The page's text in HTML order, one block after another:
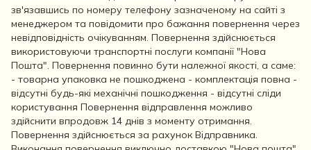
зв'язавшись по номеру телефону зазначеному на сайті з
менеджером та повідомити про бажання повернення через
невідповідність очікуванням. Повернення здійснюється
використовуючи транспортні послуги компанії "Нова
Пошта". Повернення повинно бути належної якості, а саме:
- товарна упаковка не пошкоджена - комплектація повна -
відсутні будь-які механічні пошкодження - відсутні сліди
користування Повернення відправлення можливо
здійснити впродовж 14 днів з моменту отримання.
Повернення здійснюється за рахунок Відправника.